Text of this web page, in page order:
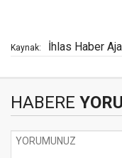
Kaynak: İhlas Haber
HABERE